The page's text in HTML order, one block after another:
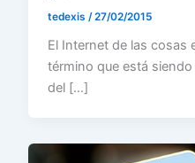
tedexis /27/02/2015
El Internet de las cosas
término que está
del […]